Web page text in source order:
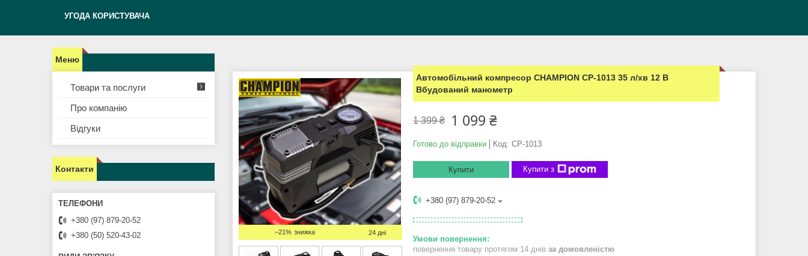
УГОДА КОРИСТУВАЧА
–21% 24 дні
Автомобільний компресор CHAMPION CP-1013 35 л/хв 12 В
Вбудований манометр
1 399 ₴ 1 099 ₴
Готово до відправки Код: CP-1013
Купити Купити з
+380 (97) 879-20-52
повернення товару протягом 14 днів за домовленістю
Товари та послуги
Про компанію
Відгуки
Контакти
+380 (97) 879-20-52
+380 (50) 520-43-02